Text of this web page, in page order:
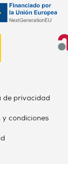
de privacidad
y condiciones